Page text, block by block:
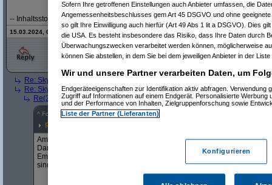
-- Inhaltsstoffe: Kompetenz, Erfahrung, Halbwissen, Hörensagen. Kann Spuren
15.03.2024, 00:52 Uhr - Editiert von Weissbier , alte Version:hier
Re: Sky per Satellit - auch per Skybox nutzbar?
am
Re: Sky per Satellit - auch per Skybox nutzbar?(Superfloam 15.03.2024,
Re(2): Sky per Satellit - auch per Skybox nutzbar?(Weissbieram
^ Forum Heimkino & DVD #8178242 x 1
Re(3): Sky per Satellit - auch per Skybox nutzbar?
Am Einfachsten wäre es, direkt am TV die SkyQ-App zu installieren.
Dann direkt in der TV-App die Benutzerdaten von Sky.at eingeben und
Empfangbar sind damit aber nur die Sky-Programme. Also die ganzen
sind da nicht dabei.
Sofern Ihre getroffenen Einstellungen auch Anbieter umfassen, die
Angemessenheitsbeschlusses gem Art 45 DSGVO und ohne
so gilt Ihre Einwilligung auch hierfür (Art 49 Abs 1 lit a DSGVO). Dies
die USA. Es besteht insbesondere das Risiko, dass Ihre Daten durch
Überwachungszwecken verarbeitet werden können, möglicherweise
können Sie abstellen, in dem Sie bei dem jeweiligen Anbieter in der
Wir und unsere Partner verarbeiten Daten, um
Endgeräteeigenschaften zur Identifikation aktiv abfragen. Verwendung
Zugriff auf Informationen auf einem Endgerät. Personalisierte Werbung
und der Performance von Inhalten, Zielgruppenforschung sowie
Liste der Partner (Lieferanten)
Konfigurieren